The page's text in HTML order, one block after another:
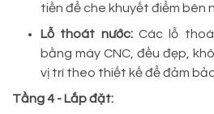
tiền để che khuyết điểm bên
Lỗ thoát nước:Các lỗ
bằng máy CNC, đều đẹp,
vị trí theo thiết kế để đảm
Tầng 4 - Lắp đặt: